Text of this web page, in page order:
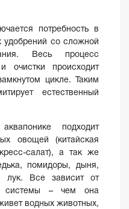
потребность в
удобрений со сложной
Весь процесс
очистки происходит
цикле. Таким
естественный
подходит
овощей (китайская
салат), а так же
помидоры, дыня,
лук. Все зависит от
системы – чем она
водных животных,